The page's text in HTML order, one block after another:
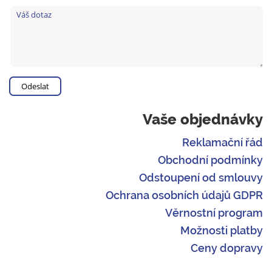
Vaše objednávky
Reklamační řád
Obchodní podmínky
Odstoupení od smlouvy
Ochrana osobních údajů GDPR
Věrnostní program
Možnosti platby
Ceny dopravy